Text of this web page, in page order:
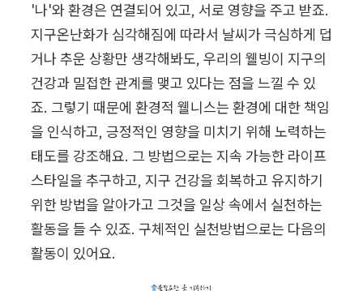
'나'와 환경은 연결되어 있고, 서로 영향을 주고 받죠.
지구온난화가 심각해짐에 따라서 날씨가 극심하게 덥
거나 추운 상황만 생각해봐도, 우리의 웰빙이 지구의
건강과 밀접한 관계를 맺고 있다는 점을 느낄 수 있
죠. 그렇기 때문에 환경적 웰니스는 환경에 대한 책임
을 인식하고, 긍정적인 영향을 미치기 위해 노력하는
태도를 강조해요. 그 방법으로는 지속 가능한 라이프
스타일을 추구하고, 지구 건강을 회복하고 유지하기
위한 방법을 알아가고 그것을 일상 속에서 실천하는
활동을 들 수 있죠. 구체적인 실천방법으로는 다음의
활동이 있어요.